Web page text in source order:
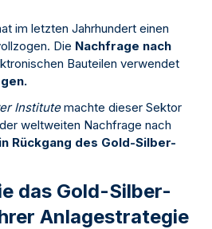
im letzten Jahrhundert einen
Die Nachfrage nach
Bauteilen verwendet
Institutemachte dieser Sektor
weltweiten Nachfrage nach
Rückgang des Gold-Silber-
das Gold-Silber-
Anlagestrategie